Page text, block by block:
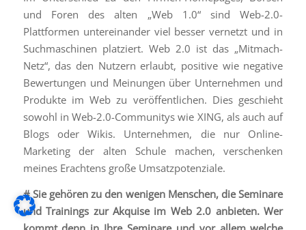
und Foren des alten „Web 1.0“ sind Web-2.0-
Plattformen untereinander viel besser vernetzt und in
Suchmaschinen platziert. Web 2.0 ist das „Mitmach-
Netz“, das den Nutzern erlaubt, positive wie negative
Bewertungen und Meinungen über Unternehmen und
Produkte im Web zu veröffentlichen. Dies geschieht
sowohl in Web-2.0-Communitys wie XING, als auch auf
Blogs oder Wikis. Unternehmen, die nur Online-
Marketing der alten Schule machen, verschenken
meines Erachtens große Umsatzpotenziale.
# Sie gehören zu den wenigen Menschen, die Seminare
und Trainings zur Akquise im Web 2.0 anbieten. Wer